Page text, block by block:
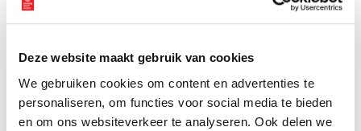
Deze website maakt gebruik van cookies
We gebruiken cookies om content en advertenties te
personaliseren, om functies voor social media te bieden
en om ons websiteverkeer te analyseren. Ook delen we
Vereiste velden zijn gemarkeerd met *. Het e-mailadres wordt niet
gepubliceerd.
Naam
E-mail*